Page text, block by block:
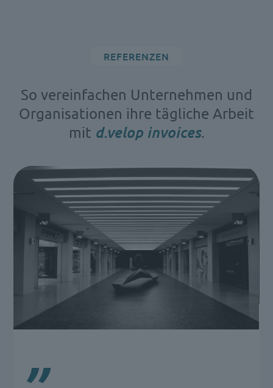
REFERENZEN
So vereinfachen Unternehmen und
Organisationen ihre tägliche Arbeit
mit d.velop invoices.